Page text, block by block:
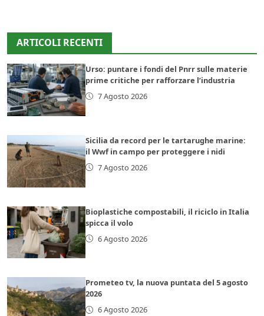
ARTICOLI RECENTI
Urso: puntare i fondi del Pnrr sulle materie
prime critiche per rafforzare l’industria
7 Agosto 2026
Sicilia da record per le tartarughe marine:
il Wwf in campo per proteggere i nidi
7 Agosto 2026
Bioplastiche compostabili, il riciclo in Italia
spicca il volo
6 Agosto 2026
Prometeo tv, la nuova puntata del 5 agosto
2026
6 Agosto 2026